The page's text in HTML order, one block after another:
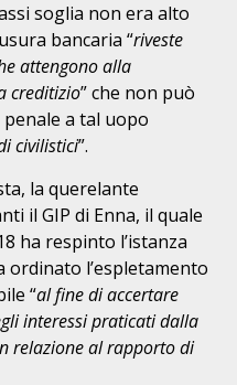
soglia non era alto
bancaria “riveste
attengono alla
creditizio” che non può
a tal uopo
civilistici”.
la querelante
il GIP di Enna, il quale
ha respinto l’istanza
ordinato l’espletamento
“al fine di accertare
interessi praticati dalla
relazione al rapporto di